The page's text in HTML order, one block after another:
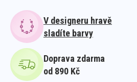
V designeru hravě
sladíte barvy
Doprava zdarma
od 890 Kč